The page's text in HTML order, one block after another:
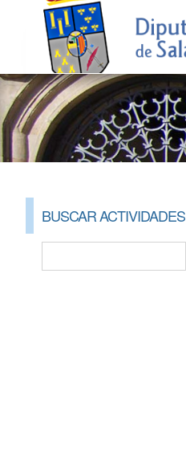
BUSCAR ACTIVIDADES